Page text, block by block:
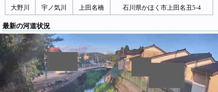
大野川 宇ノ気川 上田名橋 石川県かほく市上田名丑5-4
最新の河道状況